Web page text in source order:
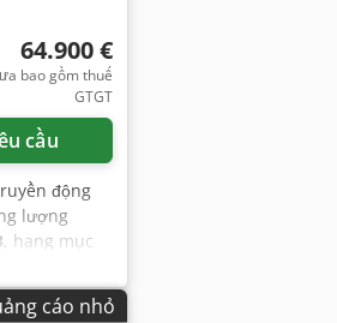
64.900 €
bao gồm thuế
GTGT
cầu
động
lượng
, hạng mục
moóc,
cáo nhỏ